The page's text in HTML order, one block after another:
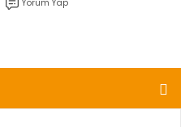
Yorum Yap